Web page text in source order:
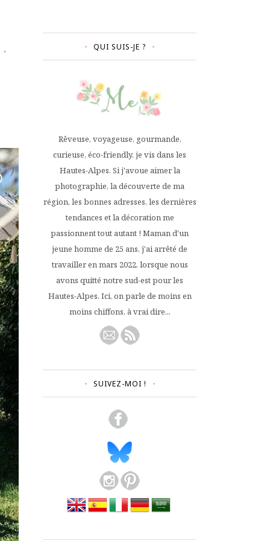
QUI SUIS-JE ?
Rêveuse, voyageuse, gourmande,
curieuse, éco-friendly, je vis dans les
Hautes-Alpes. Si j'avoue aimer la
photographie, la découverte de ma
région, les bonnes adresses, les dernières
tendances et la décoration me
passionnent tout autant ! Maman d'un
jeune homme de 25 ans, j'ai arrêté de
travailler en mars 2022, lorsque nous
avons quitté notre sud-est pour les
Hautes-Alpes. Ici, on parle de moins en
moins chiffons, à vrai dire...
SUIVEZ-MOI !